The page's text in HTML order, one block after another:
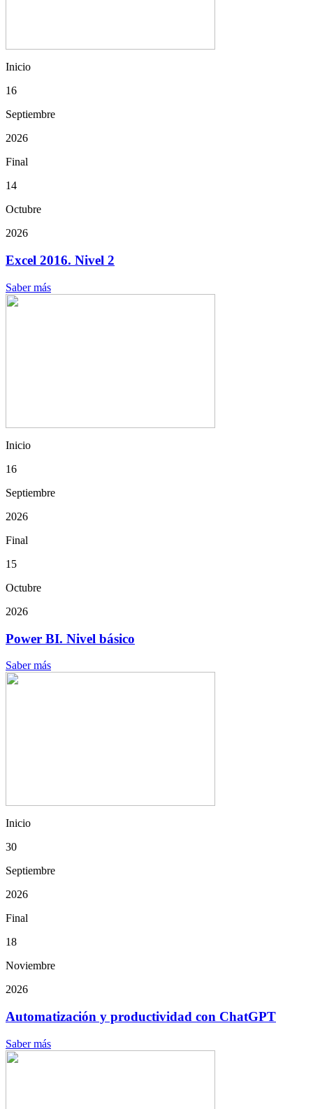
Inicio
16
Septiembre
2026
Final
14
Octubre
2026
Excel 2016. Nivel 2
Saber más
Inicio
16
Septiembre
2026
Final
15
Octubre
2026
Power BI. Nivel básico
Saber más
Inicio
30
Septiembre
2026
Final
18
Noviembre
2026
Automatización y productividad con ChatGPT
Saber más